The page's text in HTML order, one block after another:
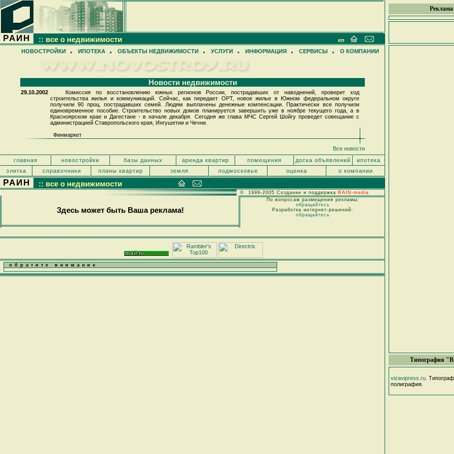
Реклама
Типография
vizavipress.ru .
полиграфия.
РАИН :: все о недвижимости
en
НОВОСТРОЙКИ
ИПОТЕКА ОБЪЕКТЫ НЕДВИЖИМОСТИ УСЛУГИ ИНФОРМАЦИЯ СЕРВИСЫ О КОМПАНИИ
Новости недвижимости
29.10.2002
Комиссия по восстановлению южных регионов России, пострадавших от наводнений, проверит ход
строительства жилья и коммуникаций. Сейчас, как передает ОРТ, новое жилье в Южном федеральном округе
получили 90 проц. пострадавших семей. Людям выплачены денежные компенсации. Практически все получили
единовременное пособие. Строительство новых домов планируется завершить уже в ноябре текущего года, а в
Красноярском крае и Дагестане - в начале декабря. Сегодня же глава МЧС Сергей Шойгу проведет совещание с
администрацией Ставропольского края, Ингушетии и Чечни.
Финмаркет
Все новости
главная
новостройки базы данных аренда квартир помещения доска объявлений
ипотека
элитка
справочники планы квартир земля подмосковье оценка о компании
РАИН :: все о недвижимости
© 1999-2005 Создание и поддержка RAIN-media
Здесь может быть Ваша реклама!
По вопросам размещения рекламы:
обращайтесь
Разработка интернет-решений:
обращайтесь
обратите внимание